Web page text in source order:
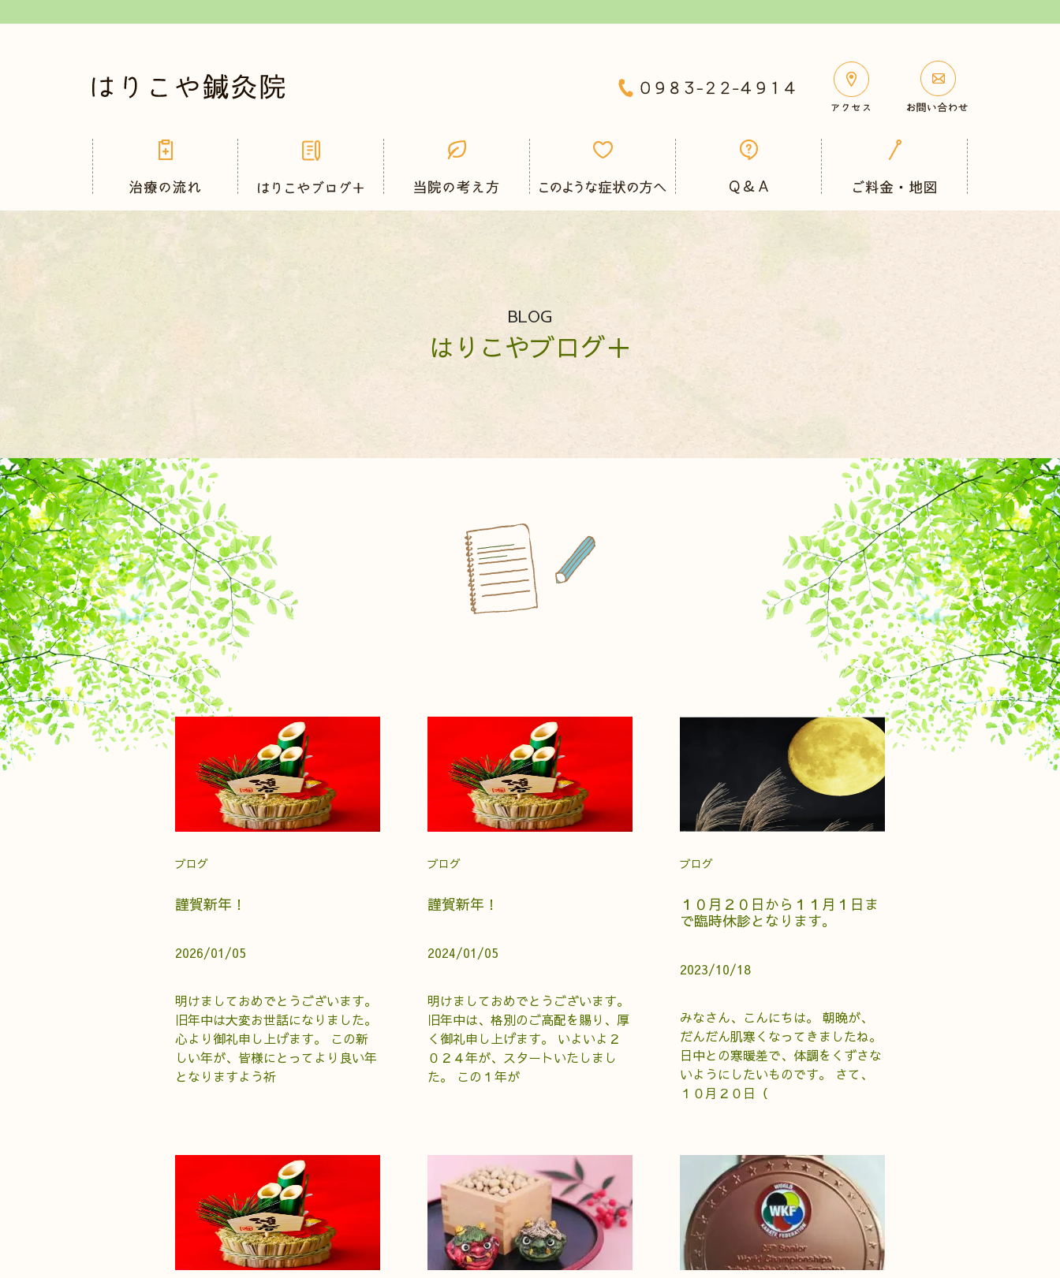
BLOG
はりこやブログ＋
ブログ
謹賀新年！
2026/01/05
明けましておめでとうございます。
旧年中は大変お世話になりました。
心より御礼申し上げます。 この新
しい年が、皆様にとってより良い年
となりますよう祈
ブログ
謹賀新年！
2024/01/05
明けましておめでとうございます。
旧年中は、格別のご高配を賜り、厚
く御礼申し上げます。 いよいよ２
０２４年が、スタートいたしまし
た。 この１年が
ブログ
１０月２０日から１１月１日ま
で臨時休診となります。
2023/10/18
みなさん、こんにちは。 朝晩が、
だんだん肌寒くなってきましたね。
日中との寒暖差で、体調をくずさな
いようにしたいものです。 さて、
１０月２０日（